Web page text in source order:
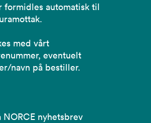
formidles automatisk til
med vårt
eventuelt
navn på bestiller.
nyhetsbrev